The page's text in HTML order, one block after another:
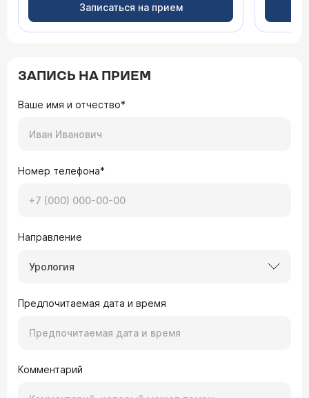
Записаться на прием
ЗАПИСЬ НА ПРИЕМ
Ваше имя и отчество*
Номер телефона*
Направление
Урология
Предпочитаемая дата и время
Комментарий